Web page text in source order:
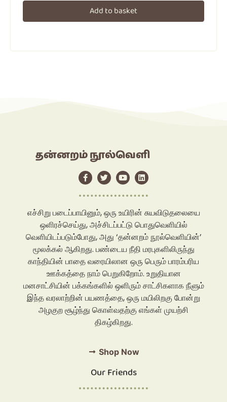
Add to basket
தன்னறம் நூல்வெளி
எச்சிறு படைப்பாயினும், ஒரு உயிரின் சுயவிடுதலையை
ஒளிரச்செய்து, அச்சிடப்பட்டு பொதுவெளியில்
வெளியிடப்படும்போது, அது ‘தன்னறம் நூல்வெளியின்’
மூலக்கல் ஆகிறது. பண்டைய நீதி மரபுகளிலிருந்து
காந்தியின் பாதை வரையிலான ஒரு பெரும் பாரம்பரிய
ஊக்கத்தை நாம் பெறுகிறோம். உறுதியான
மனசாட்சியின் பக்கங்களில் ஒளிரும் சாட்சிகளாக நீளும்
இந்த வரலாற்றின் பயணத்தை, ஒரு மயிலிறகு போன்று
அழகுற சூழ்ந்து கொள்வதற்கு எங்கள் முயற்சி
திகழ்கிறது.
Shop Now
Our Friends